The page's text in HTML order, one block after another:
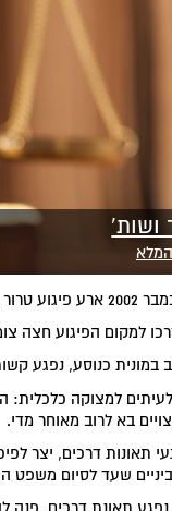
ושות'
בירושלים.
למקום הפיגוע חצה
במונית כנוסע, נפגע
לעיתים למצוקה
בא לרוב מאוחר מדי.
תאונות דרכים, יצר
שעד לסיום משפט